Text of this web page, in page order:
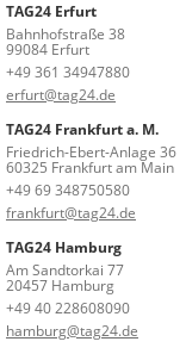
TAG24 Erfurt
Bahnhofstraße 38
99084 Erfurt
+49 361 34947880
erfurt@tag24.de
TAG24 Frankfurt a. M.
Friedrich-Ebert-Anlage 36
60325 Frankfurt am Main
+49 69 348750580
frankfurt@tag24.de
TAG24 Hamburg
Am Sandtorkai 77
20457 Hamburg
+49 40 228608090
hamburg@tag24.de